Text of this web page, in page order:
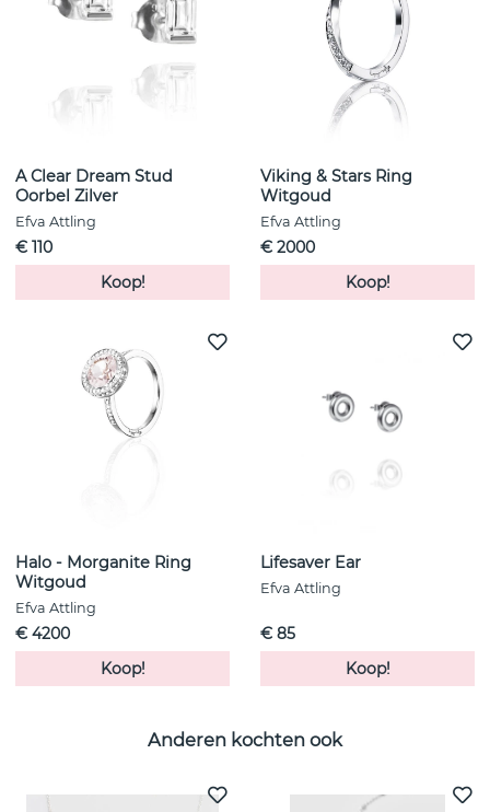
A Clear Dream Stud
Oorbel Zilver
Efva Attling
€ 110
Koop!
Viking & Stars Ring
Witgoud
Efva Attling
€ 2000
Koop!
Halo - Morganite Ring
Witgoud
Efva Attling
€ 4200
Koop!
Lifesaver Ear
Efva Attling
€ 85
Koop!
Anderen kochten ook